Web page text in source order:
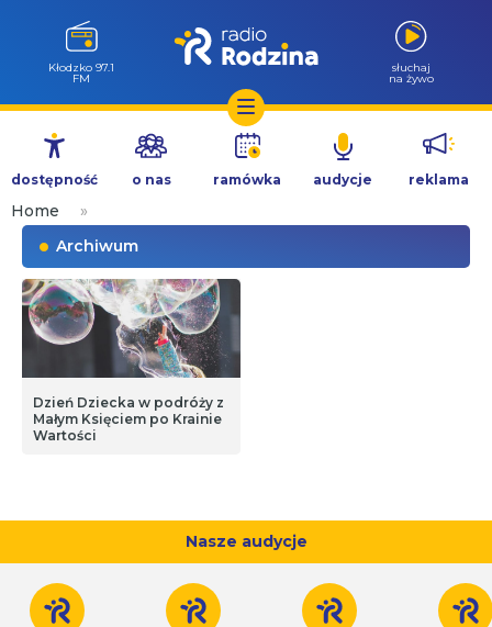
Przejdź
treści
Kłodzko 97.1
FM
słuchaj
na żywo
dostępność o nas ramówka audycje reklama
Home
»
Archiwum
Dzień Dziecka w podróży z
Małym Księciem po Krainie
Wartości
Nasze audycje